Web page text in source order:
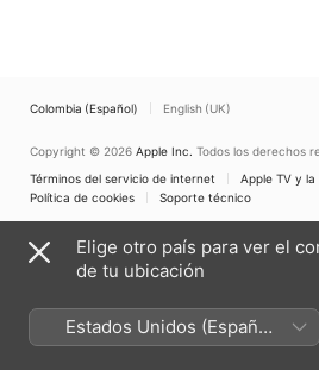
Colombia (Español) English (UK)
Copyright © 2026 Apple Inc. Todos los derechos
Términos del servicio de internet
Apple TV y
Política de cookies
Soporte técnico
Elige otro país para ver el
de tu ubicación
Estados Unidos (Español
México)